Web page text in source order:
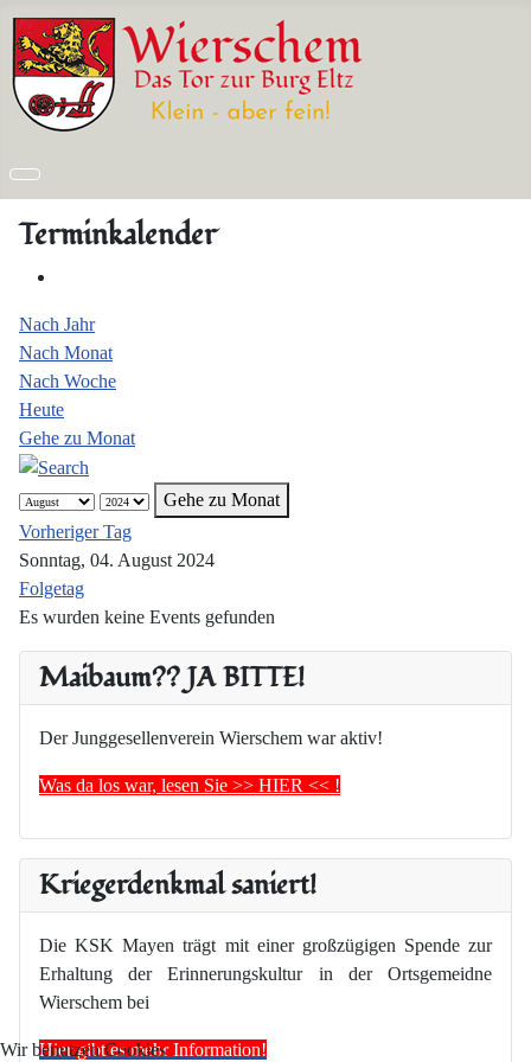
Maibaum?? JA BITTE!
Der Junggesellenverein Wierschem war aktiv!
Was da los war, lesen Sie >> HIER << !
Kriegerdenkmal saniert!
Die KSK Mayen trägt mit einer großzügigen Spende zur
Erhaltung der Erinnerungskultur in der Ortsgemeidne
Wierschem bei
Hier gibt es mehr Information!
Terminkalender
Nach Jahr
Nach Monat
Nach Woche
Heute
Gehe zu Monat
Gehe zu Monat
Vorheriger Tag
Sonntag, 04. August 2024
Folgetag
Es wurden keine Events gefunden
Wir benutzen Cookies